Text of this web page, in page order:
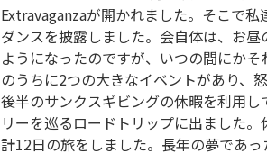
Extravaganzaが開かれました。そこで
ダンスを披露しました。会自体は、お
ようになったのですが、いつの間にか
のうちに2つの大きなイベントがあり、
後半のサンクスギビングの休暇を利用
リーを巡るロードトリップに出ました
計12日の旅をしました。長年の夢であ